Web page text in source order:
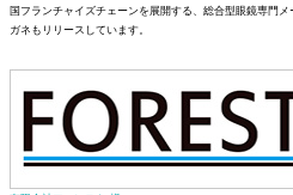
国フランチャイズチェーンを展開する、総合型眼鏡専門
ガネもリリースしています。